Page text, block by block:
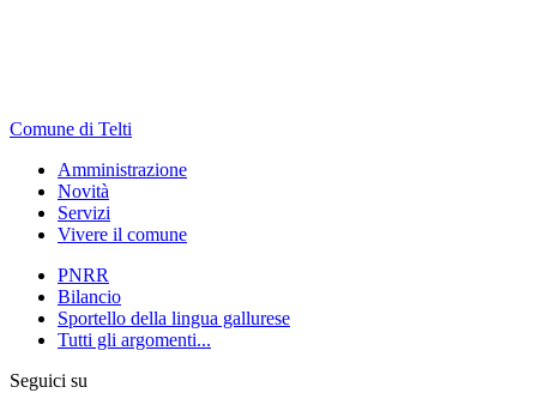
Comune di Telti
Amministrazione
Novità
Servizi
Vivere il comune
PNRR
Bilancio
Sportello della lingua gallurese
Tutti gli argomenti...
Seguici su